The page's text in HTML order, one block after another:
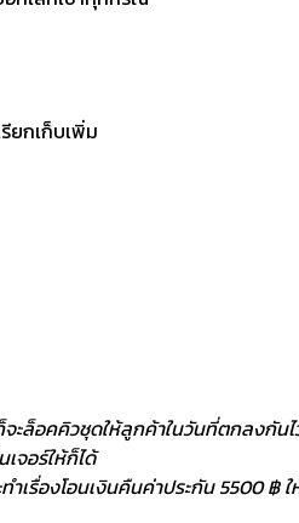
ยกเก็บเพิ่ม
จะล็อคคิวชุดให้ลูกค้าในวันที่ตกลงกันไ
จอร์ให้ก็ได้
รื่องโอนเงินคืนค่าประกัน 5500 ฿